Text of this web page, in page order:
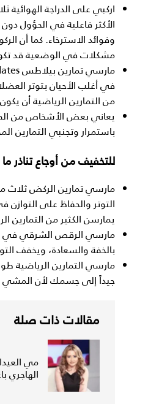
اركبي على الدراجة
الأكثر فاعلية في الحؤول
وفوائد الاسترخاء. كما أن
مشكلات في الوضعية قد
في أغلب الأحيان بتوتر
من التمارين الرياضية أن
يعاني بعض الأشخاص من
باستمرار وتجنبي التمارين
للتخفيف من أوجاع تناذر
مارسي تمارين الركض ثلاث
التوتر والحفاظ على التوازن
يمارسن الكثير من التمارين
مارسي الرقص الشرقي في
بالخفة والسعادة، ويخفف
مارسي التمارين الرياضية
جيداً إلى جسمك لأن المشي
مقالات ذات صلة
مي
الهاجري